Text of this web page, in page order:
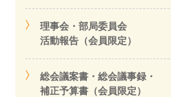
理事会・部局委員会
活動報告（会員限定）
総会議案書・総会議事録・
補正予算書（会員限定）